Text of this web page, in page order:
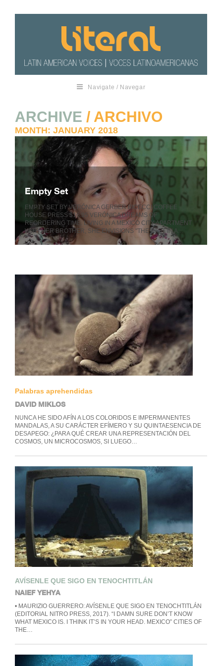
Navigate / Navegar
ARCHIVE / ARCHIVO
MONTH: JANUARY 2018
Empty Set
EMPTY SET BY VERÓNICA GERBER BICECCI COFFEE
HOUSE PRESS $16.95 VERÓNICA DREAMS OF
REORDERING TIME. LIVING IN A MEXICO CITY APARTMENT
WITH HER BROTHER, SHE ENVISIONS "THE PAST IN A…
Palabras aprehendidas
DAVID MIKLOS
NUNCA HE SIDO AFÍN A LOS COLORIDOS E IMPERMANENTES
MANDALAS, A SU CARÁCTER EFÍMERO Y SU QUINTAESENCIA DE
DESAPEGO: ¿PARA QUÉ CREAR UNA REPRESENTACIÓN DEL
COSMOS, UN MICROCOSMOS, SI LUEGO…
AVÍSENLE QUE SIGO EN TENOCHTITLÁN
NAIEF YEHYA
• MAURIZIO GUERRERO: AVÍSENLE QUE SIGO EN TENOCHTITLÁN
(EDITORIAL NITRO PRESS, 2017). “I DAMN SURE DON’T KNOW
WHAT MEXICO IS. I THINK IT’S IN YOUR HEAD. MEXICO” CITIES OF
THE…